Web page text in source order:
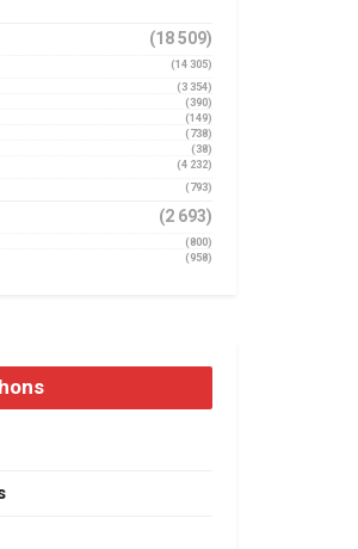
(18 509)
(14 305)
(3 354)
(390)
(149)
(738)
(38)
(4 232)
(793)
(2 693)
(800)
(958)